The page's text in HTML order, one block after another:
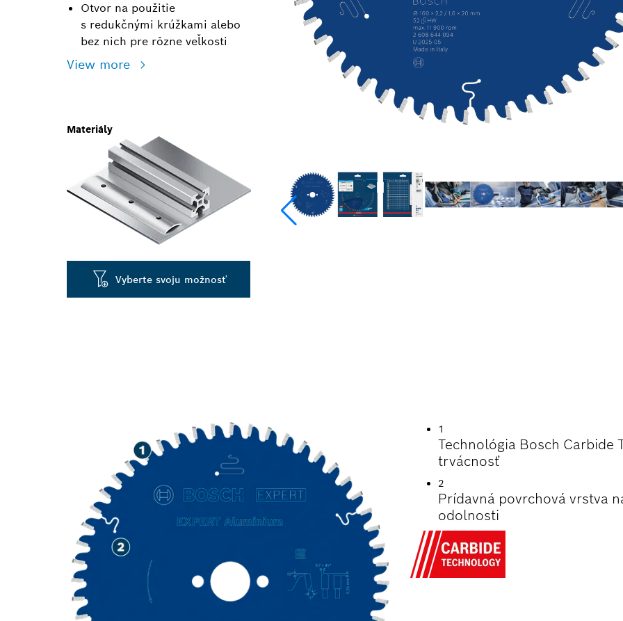
Otvor na použitie
s redukčnými krúžkami alebo
bez nich pre rôzne veľkosti
View more
Materiály
Vyberte svoju možnosť
1
Technológia Bosch Carbide
trvácnosť
2
Prídavná povrchová vrstva
odolnosti